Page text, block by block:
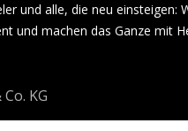
und alle, die neu einsteigen:
und machen das Ganze mit
KG